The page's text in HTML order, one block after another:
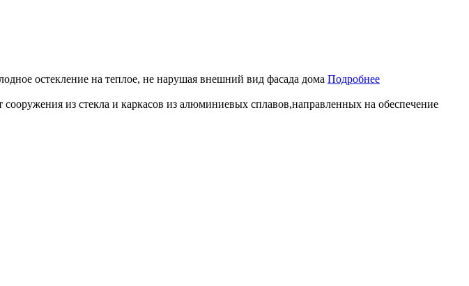
остекление на теплое, не нарушая внешний вид фасада дома Подробнее
из стекла и каркасов из алюминиевых сплавов,направленных на обеспечение